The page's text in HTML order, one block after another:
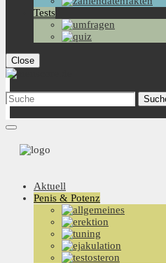
Tests
Close
Aktuell
Penis & Potenz